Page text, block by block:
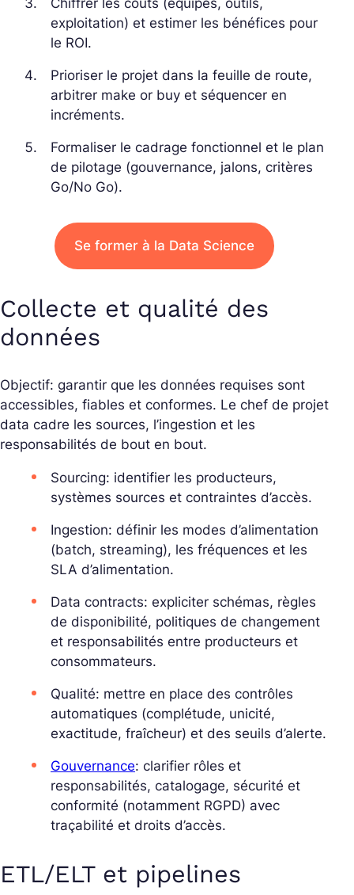
exploitation) et estimer les bénéfices pour
le ROI.
Prioriser le projet dans la feuille de route,
arbitrer make or buy et séquencer en
incréments.
Formaliser le cadrage fonctionnel et le plan
de pilotage (gouvernance, jalons, critères
Go/No Go).
Se former à la Data Science
Collecte et qualité des
données
Objectif: garantir que les données requises sont
accessibles, fiables et conformes. Le chef de projet
data cadre les sources, l’ingestion et les
responsabilités de bout en bout.
Sourcing: identifier les producteurs,
systèmes sources et contraintes d’accès.
Ingestion: définir les modes d’alimentation
(batch, streaming), les fréquences et les
SLA d’alimentation.
Data contracts: expliciter schémas, règles
de disponibilité, politiques de changement
et responsabilités entre producteurs et
consommateurs.
Qualité: mettre en place des contrôles
automatiques (complétude, unicité,
exactitude, fraîcheur) et des seuils d’alerte.
Gouvernance: clarifier rôles et
responsabilités, catalogage, sécurité et
conformité (notamment RGPD) avec
traçabilité et droits d’accès.
ETL/ELT et pipelines